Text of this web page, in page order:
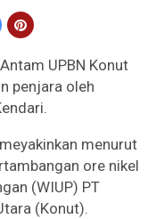
UPBN Konut
penjara oleh
menurut
ore nikel
(WIUP) PT
(Konut).